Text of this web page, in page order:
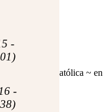
una mirada católica ~ en
-
-